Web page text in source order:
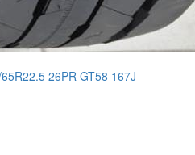
26PR GT58 167J